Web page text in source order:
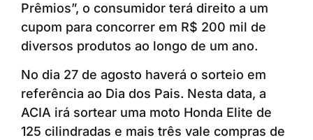
Prêmios”, o consumidor terá direito a um
cupom para concorrer em R$ 200 mil de
diversos produtos ao longo de um ano.
No dia 27 de agosto haverá o sorteio em
referência ao Dia dos Pais. Nesta data, a
ACIA irá sortear uma moto Honda Elite de
125 cilindradas e mais três vale compras de